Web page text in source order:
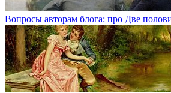
Вопросы авторам блога: про Две